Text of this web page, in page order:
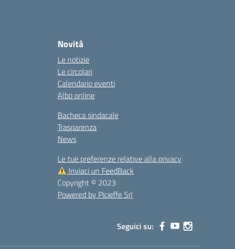
Novità
Le notizie
Le circolari
Calendario eventi
Albo online
Bacheca sindacale
Trasparenza
News
Le tue preferenze relative alla privacy
Inviaci un FeedBack
Copyright © 2023
Powered by Picieffe Srl
Seguici su: